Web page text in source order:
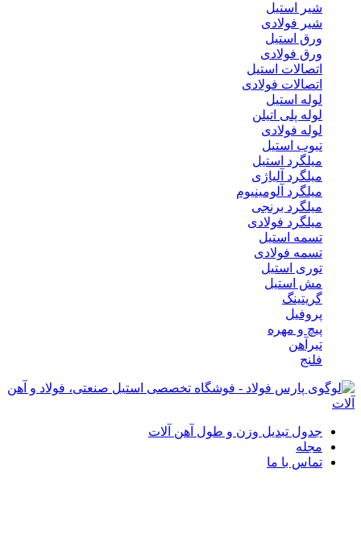
شیر استیل
شیر فولادی
ورق استیل
ورق فولادی
اتصالات استیل
اتصالات فولادی
لوله استیل
لوله پلی اتیلن
لوله فولادی
تیوب استیل
میلگرد استیل
میلگرد آلیاژی
میلگرد آلومینیوم
میلگرد برنجی
میلگرد فولادی
تسمه استیل
تسمه فولادی
توری استیل
مش استیل
گریتینگ
پروفیل
پیچ و مهره
تیرآهن
فلنج
جدول تبدیل وزن و طول آهن آلات
مجله
تماس با ما